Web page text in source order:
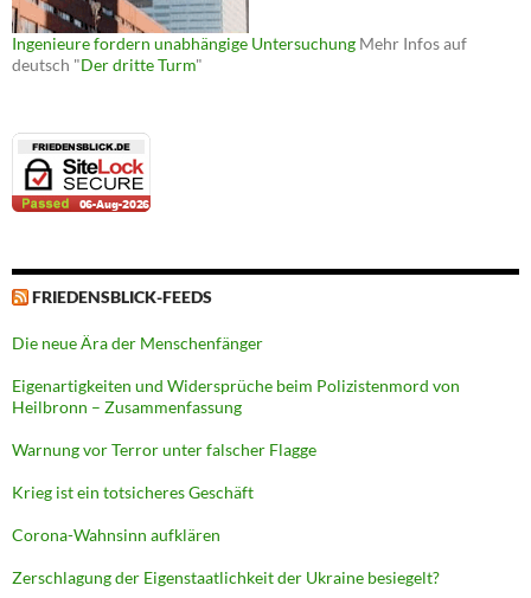
Ingenieure fordern unabhängige Untersuchung Mehr Infos auf
deutsch "Der dritte Turm"
FRIEDENSBLICK-FEEDS
Die neue Ära der Menschenfänger
Eigenartigkeiten und Widersprüche beim Polizistenmord von
Heilbronn – Zusammenfassung
Warnung vor Terror unter falscher Flagge
Krieg ist ein totsicheres Geschäft
Corona-Wahnsinn aufklären
Zerschlagung der Eigenstaatlichkeit der Ukraine besiegelt?